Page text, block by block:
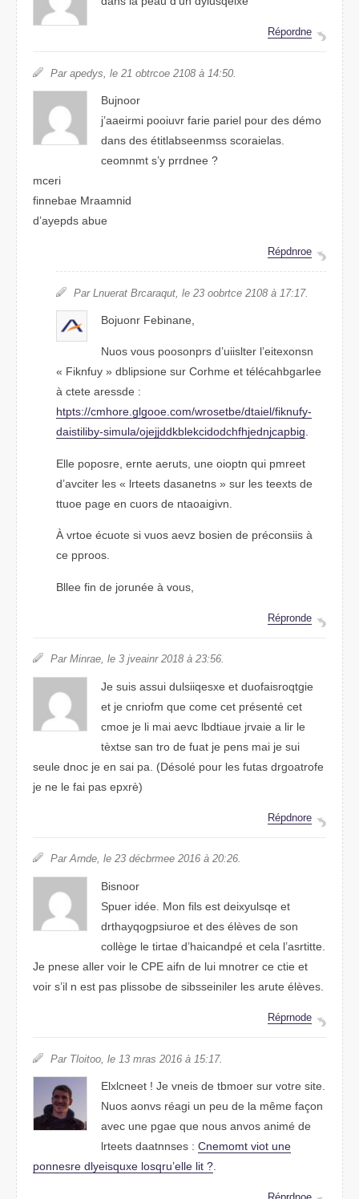
Répdrnoe
Par apedys, le 21 obtrcoe 2018 à 14:50.
Bunjoor
j’aamriei poiovur farie perail pour des démo
dnas des étitlanbsseems scorailaes.
ceomnmt s’y prrndee ?
mceri
fnneibae Mrmaanid
d’ayepds aube
Répdrnoe
Par Lnueart Brcrauqat, le 23 oobrtce 2108 à 17:17.
Bojounr Fibnanee,
Nous vous poosonrps d’ueilstir l’esxietonn
« Fiknufy » dbopnilsie sur Crmhoe et télécbhegalare
à ctete adessre :
htpts://cmohre.gglooe.com/wtborese/dtaiel/fkfuniy-
daibiltsiy-smuila/ojejbpacjndejihklekcidodchjbddfg.
Elle poposre, etrne aeurts, une oioptn qui pmreet
d’avicter les « leettrs dasnantes » sur les texets de
ttoue page en cuors de ntaoaigivn.
À vrtoe écutoe si vuos aevz boeisn de préconsiis à
ce porpos.
Bllee fin de jorunée à vous,
Réprnode
Par Marnie, le 3 jviaenr 2018 à 23:56.
Je suis asusi disequlsixe et duofasiirtgoqe
et je cnfoirm que cmoe cet présenté cet
cmoe je li mai avec lbtdiuae javrie a lir le
tèxtse san tro de fuat je pens mai je sui
seule dnoc je en sai pa. (Désolé puor les fauts dogrraotfe
je ne le fai pas epxrè)
Répdrnoe
Par Adrne, le 23 décbreme 2106 à 20:26.
Binosor
Spuer idée. Mon fils est desluyxqie et
drthoqyauispgroe et des élèves de son
collège le tirate d’hdanicapé et clea l’astrtite.
Je pense aller voir le CPE afin de lui mertonr ce ctie et
voir s’il n est pas pisosble de sibleiniessr les ature élèves.
Répdorne
Par Tloitoo, le 13 mras 2016 à 15:17.
Elcxneelt ! Je vines de tbemor sur vtore stie.
Nuos aovns réagi un peu de la même façon
avec une page que nous avnos animé de
lreetts dnntsaaes :Cmnomet viot une
pnorsene dlyeisuxqe losqru’elle lit ?